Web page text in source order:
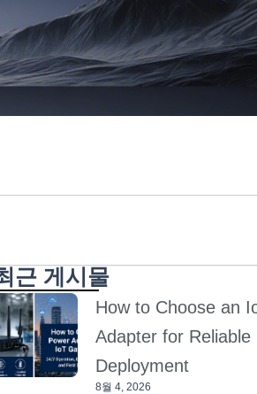
근 게시물
How to Choose an
Adapter for Reliable
Deployment
8월 4, 2026